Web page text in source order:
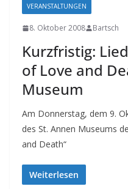
VERANSTALTUNGEN
8. Oktober 2008 Bartsch
Kurzfristig:
of Love and
Museum
Am Donnerstag, dem 9.
des St. Annen Museums
and Death“
Weiterlesen